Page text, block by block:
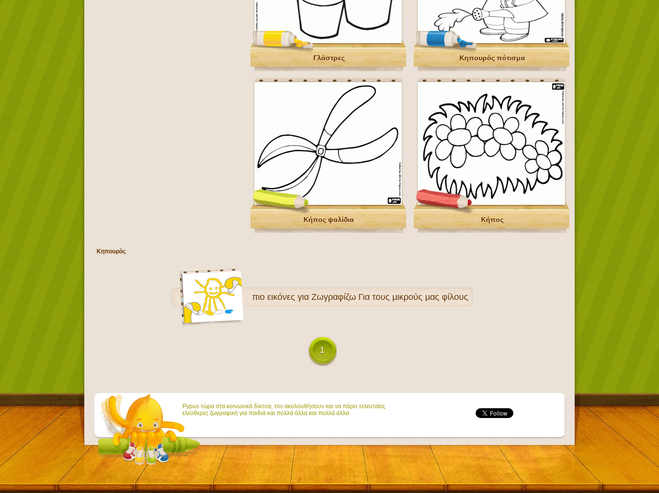
Γλάστρες Κηπουρός πότισμα
Κήπος ψαλίδια Κήπος
Κηπουρός
πιο εικόνες για Ζωγραφίζω Για τους μικρούς μας φίλους
1
Pypus τώρα στα κοινωνικά δίκτυα, τον ακολουθήσουν και να πάρει τελευταίες
ελεύθερες ζωγραφική για παιδιά και πολλά άλλα και πολλά άλλα